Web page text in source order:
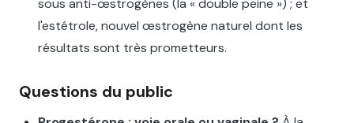
sous anti-œstrogènes (la « double peine ») ; et
l'estétrole, nouvel œstrogène naturel dont les
résultats sont très prometteurs.
Questions du public